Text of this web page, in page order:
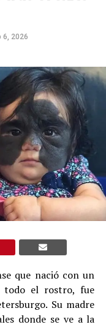
6, 2026
que nació con un
todo el rostro, fue
Su madre
donde se ve a la